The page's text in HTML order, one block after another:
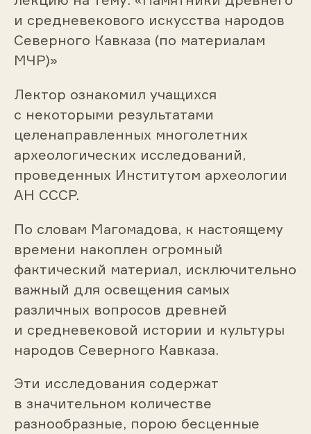
и средневекового искусства народов
Северного Кавказа (по материалам
МЧР)»
Лектор ознакомил учащихся
с некоторыми результатами
целенаправленных многолетних
археологических исследований,
проведенных Институтом археологии
АН СССР.
По словам Магомадова, к настоящему
времени накоплен огромный
фактический материал, исключительно
важный для освещения самых
различных вопросов древней
и средневековой истории и культуры
народов Северного Кавказа.
Эти исследования содержат
в значительном количестве
разнообразные, порою бесценные